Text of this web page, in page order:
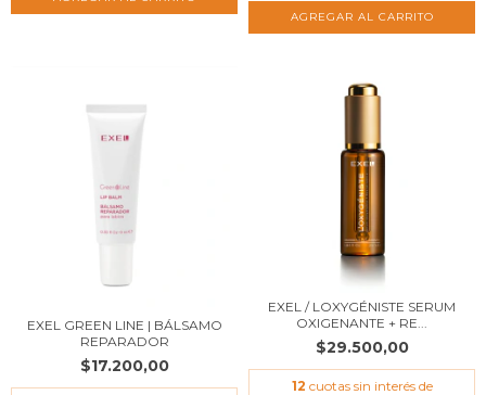
EXEL GREEN LINE | BÁLSAMO
REPARADOR
$17.200,00
EXEL / LOXYGÉNISTE SERUM
OXIGENANTE + RE...
$29.500,00
12 cuotas sin interés de